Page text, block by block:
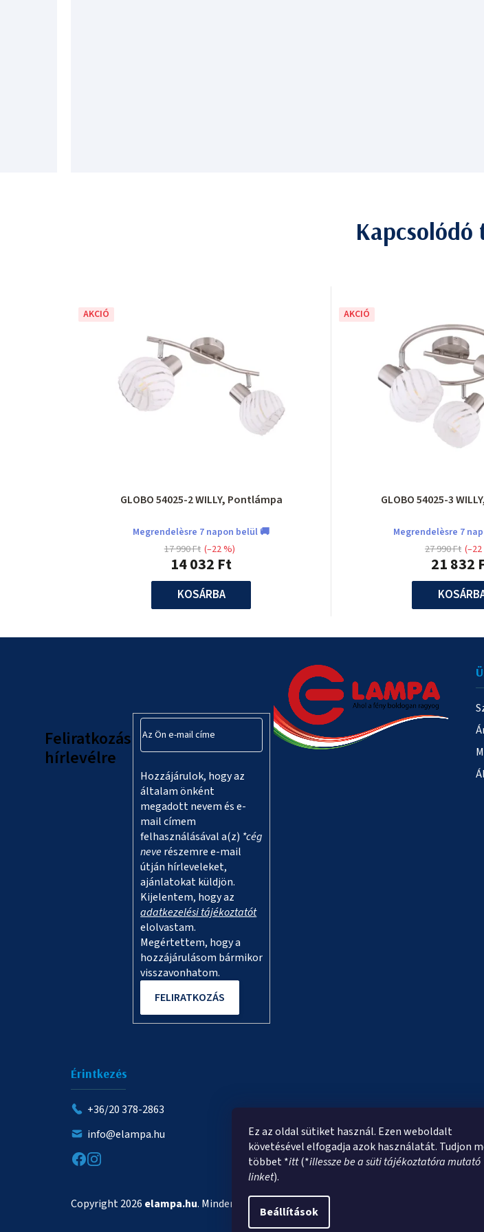
Ez az oldal sütiket használ. Ezen weboldalt
követésével elfogadja azok használatát. Tudjon
többet *itt(*illessze be a süti tájékoztatóra mutató
linket).
Beállítások
Kapcsolódó
AKCIÓ
GLOBO 54025-2 WILLY, Pontlámpa
Megrendelèsre 7 napon belül 🚚
14 032 Ft
17 990 Ft (–22 %)
KOSÁRBA
AKCIÓ
GLOBO 54025-3
Megrendelèsre 7
21 832
27 990 Ft
Feliratkozás
hírlevélre
Hozzájárulok, hogy az
általam önként
megadott nevem és e-
mail címem
felhasználásával a(z) *cég
neverészemre e-mail
útján hírleveleket,
ajánlatokat küldjön.
Kijelentem, hogy az
adatkezelési tájékoztatót
elolvastam.
Megértettem, hogy a
hozzájárulásom bármikor
visszavonhatom.
FELIRATKOZÁS
Érintkezés
+36/20 378-2863
info@elampa.hu
Copyright 2026 elampa.hu. Minden jog fenntartva.